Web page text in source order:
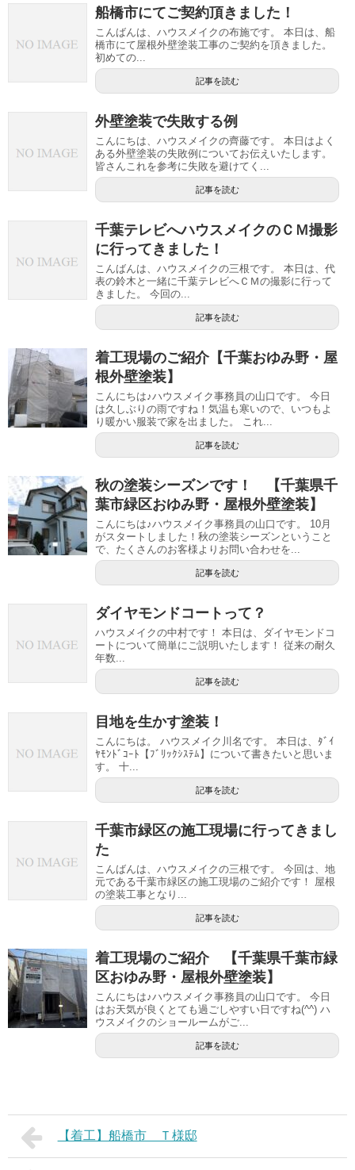
船橋市にてご契約頂きました！
こんばんは、ハウスメイクの布施です。 本日は、船
橋市にて屋根外壁塗装工事のご契約を頂きました。
初めての...
記事を読む
外壁塗装で失敗する例
こんにちは、ハウスメイクの齊藤です。 本日はよく
ある外壁塗装の失敗例についてお伝えいたします。
皆さんこれを参考に失敗を避けてく...
記事を読む
千葉テレビへハウスメイクのＣＭ撮影
に行ってきました！
こんばんは、ハウスメイクの三根です。 本日は、代
表の鈴木と一緒に千葉テレビへＣＭの撮影に行って
きました。 今回の...
記事を読む
着工現場のご紹介【千葉おゆみ野・屋
根外壁塗装】
こんにちは♪ハウスメイク事務員の山口です。 今日
は久しぶりの雨ですね！気温も寒いので、いつもよ
り暖かい服装で家を出ました。 これ...
記事を読む
秋の塗装シーズンです！ 【千葉県千
葉市緑区おゆみ野・屋根外壁塗装】
こんにちは♪ハウスメイク事務員の山口です。 10月
がスタートしました！秋の塗装シーズンということ
で、たくさんのお客様よりお問い合わせを...
記事を読む
ダイヤモンドコートって？
ハウスメイクの中村です！ 本日は、ダイヤモンドコ
ートについて簡単にご説明いたします！ 従来の耐久
年数...
記事を読む
目地を生かす塗装！
こんにちは。 ハウスメイク川名です。 本日は、ﾀﾞｲ
ﾔﾓﾝﾄﾞｺｰﾄ【ﾌﾞﾘｯｸｼｽﾃﾑ】について書きたいと思いま
す。 十...
記事を読む
千葉市緑区の施工現場に行ってきまし
た
こんばんは、ハウスメイクの三根です。 今回は、地
元である千葉市緑区の施工現場のご紹介です！ 屋根
の塗装工事となり...
記事を読む
着工現場のご紹介 【千葉県千葉市緑
区おゆみ野・屋根外壁塗装】
こんにちは♪ハウスメイク事務員の山口です。 今日
はお天気が良くとても過ごしやすい日ですね(^^) ハ
ウスメイクのショールームがご...
記事を読む
【着工】船橋市 Ｔ様邸